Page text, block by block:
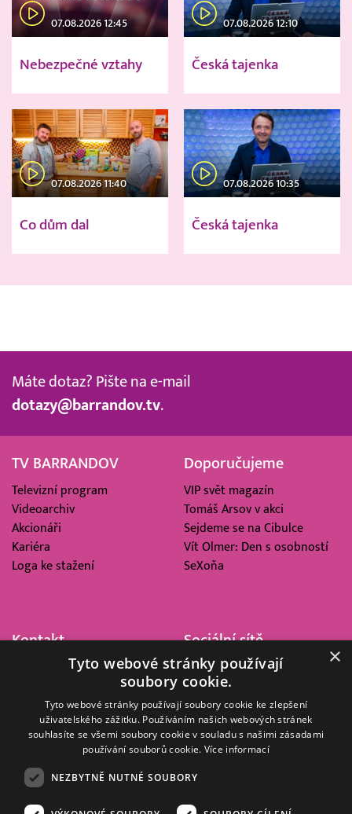
07.08.2026 12:45
Nebezpečné vztahy
07.08.2026 12:10
Česká tajenka
07.08.2026 11:40
Co dům dal
07.08.2026 10:35
Česká tajenka
Máte dotaz? Pište na e-mail
dotazy@barrandov.tv.
TV BARRANDOV
Televizní program
Videoarchiv
Akcionáři
Kariéra
Loga ke stažení
Doporučujeme
VIP svět magazín
Tomáš Arsov v akci
Sejdeme se na Cibulce
Vít Olmer: Den s osobností
SeXoňa
Kontakt
Barrandov Televizní Studio,
Kříženeckého nám. 322
152 00 Praha 5
IČ 416 93 311
Sociální sítě
×
Tyto webové stránky používají
soubory cookie.
Tyto webové stránky používají soubory cookie ke zlepšení
uživatelského zážitku. Používáním našich webových stránek
souhlasíte se všemi soubory cookie v souladu s našimi zásadami
používání souborů cookie. Více informací
NEZBYTNĚ NUTNÉ SOUBORY